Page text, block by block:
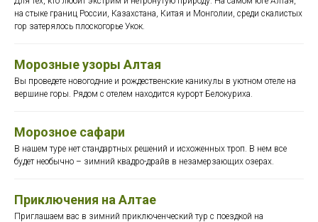
на стыке границ России, Казахстана, Китая и Монголии, среди скалистых
гор затерялось плоскогорье Укок.
Морозные узоры Алтая
Вы проведете новогодние и рождественские каникулы в уютном отеле на
вершине горы. Рядом с отелем находится курорт Белокуриха.
Морозное сафари
В нашем туре нет стандартных решений и исхоженных троп. В нем все
будет необычно – зимний квадро-драйв в незамерзающих озерах.
Приключения на Алтае
Приглашаем вас в зимний приключенческий тур с поездкой на